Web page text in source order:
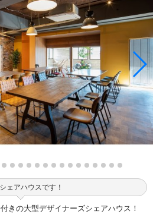
ェアハウスです！
きの大型デザイナーズシェアハウス！